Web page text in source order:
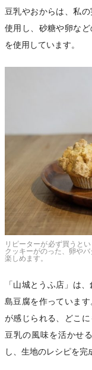
豆乳やおからは、私
使用し、砂糖や卵な
を使用しています。
リピーターが必ず買うと
クッキーがのった、卵や
楽しめます。
「山城とうふ店」は
島豆腐を作っていま
が感じられる、どこ
豆乳の風味を活かせ
し、生地のレシピを完